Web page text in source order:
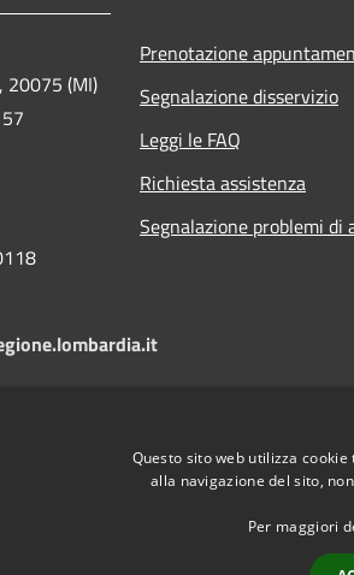
20075 (MI)
Prenotazione
Segnalazione disservizio
Leggi le FAQ
Richiesta assistenza
Segnalazione problemi di
Questo sito web utilizza
alla navigazione del sito,
Per maggiori